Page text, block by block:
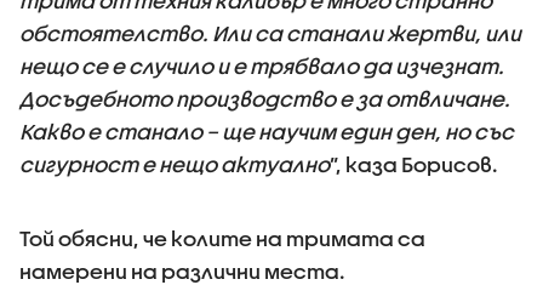
обстоятелство. Или са станали жертви, или
нещо се е случило и е трябвало да изчезнат.
Досъдебното производство е за отвличане.
Какво е станало – ще научим един ден, но със
сигурност е нещо актуално”, каза Борисов.
Той обясни, че колите на тримата са
намерени на различни места.